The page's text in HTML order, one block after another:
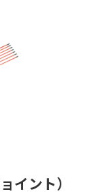
イント）